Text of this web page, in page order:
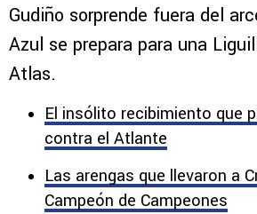
Gudiño sorprende fuera del
Azul se prepara para una
Atlas.
El insólito recibimiento que
contra el Atlante
Las arengas que llevaron a
Campeón de Campeones